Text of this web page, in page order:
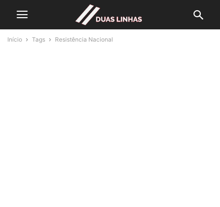
Início Tags Resistência Nacional